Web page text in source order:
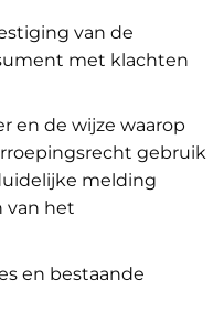
van de
met klachten
en de wijze waarop
gebruik
melding
van het
en bestaande